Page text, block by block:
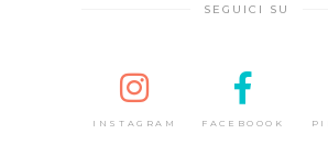
SEGUICI SU
INSTAGRAM FACEBOOOK